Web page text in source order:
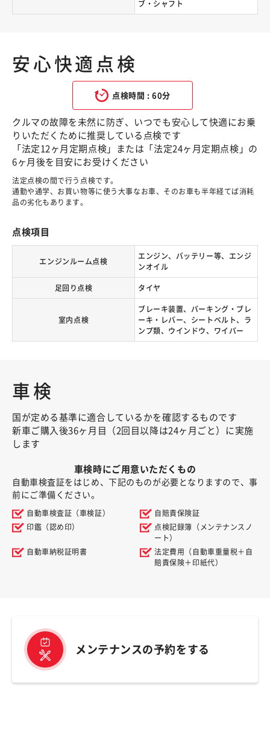
ブ・シャフト
安心快適点検
点検時間 : 60分
クルマの故障を未然に防ぎ、いつでも安心して快適にお乗
りいただくために推奨している点検です
「法定12ヶ月定期点検」または「法定24ヶ月定期点検」の
6ヶ月後を目安にお受けください
法定点検の間で行う点検です。
通勤や通学、お買い物等に使う大事なお車、そのお車も半年経てば消耗
品の劣化もあります。
点検項目
エンジンルーム点検
エンジン、バッテリー等、エンジ
ンオイル
足回り点検 タイヤ
室内点検
ブレーキ装置、パーキング・ブレ
ーキ・レバー、シートベルト、ラ
ンプ類、ウインドウ、ワイパー
車検
国が定める基準に適合しているかを確認するものです
新車ご購入後36ヶ月目（2回目以降は24ヶ月ごと）に実施
します
車検時にご用意いただくもの
自動車検査証をはじめ、下記のものが必要となりますので、事
前にご準備ください。
自動車検査証（車検証）
自賠責保険証
印鑑（認め印）
点検記録簿（メンテナンスノ
ート）
自動車納税証明書
法定費用（自動車重量税＋自
賠責保険＋印紙代）
メンテナンスの予約をする